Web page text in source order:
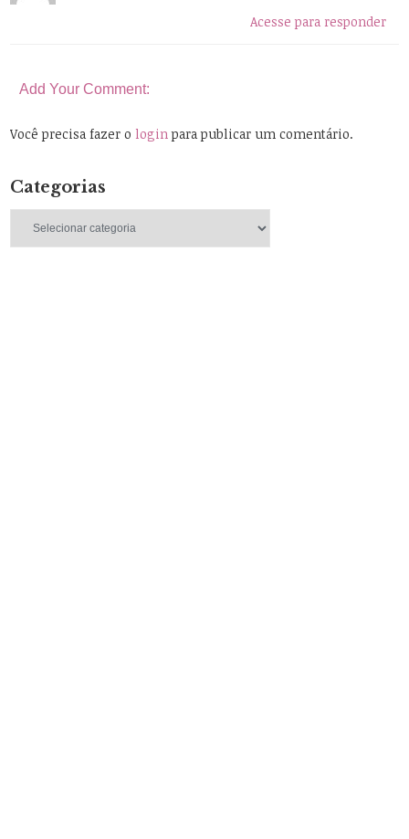
Acesse para responder
Add Your Comment:
Você precisa fazer ologinpara publicar um comentário.
Categorias